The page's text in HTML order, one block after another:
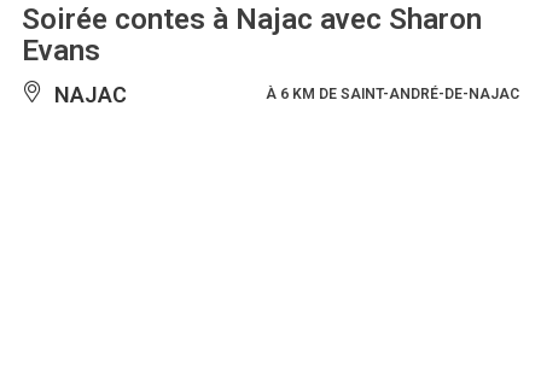
Soirée contes à Najac avec Sharon
Evans
NAJAC À 6 KM DE SAINT-ANDRÉ-DE-NAJAC